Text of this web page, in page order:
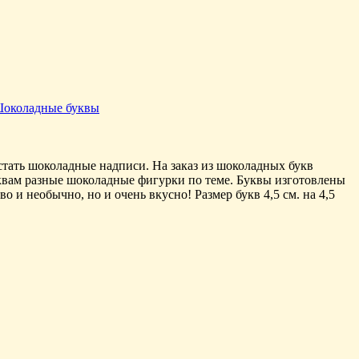
буквы
шоколадные надписи. На заказ из шоколадных букв
разные шоколадные фигурки по теме. Буквы изготовлены
и необычно, но и очень вкусно! Размер букв 4,5 см. на 4,5